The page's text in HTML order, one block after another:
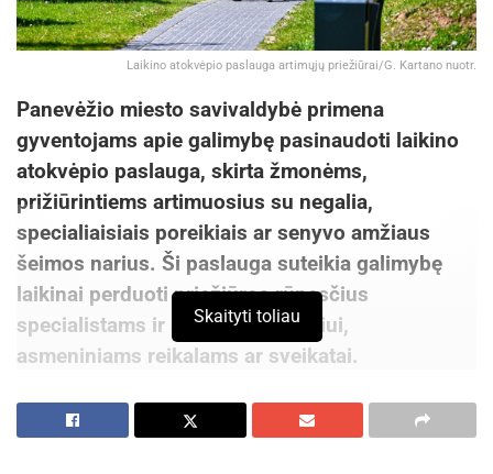
Laikino atokvėpio paslauga artimųjų priežiūrai/G. Kartano nuotr.
Panevėžio miesto savivaldybė primena
gyventojams apie galimybę pasinaudoti laikino
atokvėpio paslauga, skirta žmonėms,
prižiūrintiems artimuosius su negalia,
specialiaisiais poreikiais ar senyvo amžiaus
šeimos narius. Ši paslauga suteikia galimybę
laikinai perduoti priežiūros rūpesčius
specialistams ir skirti laiko poilsiui,
asmeniniams reikalams ar sveikatai.
Kasdienė artimųjų slauga ir priežiūra reikalauja
daug laiko, dėmesio ir emocinių išteklių. Ilgainiui
Skaityti toliau